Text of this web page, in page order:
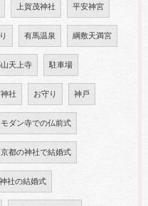
上賀茂神社 平安神宮
有馬温泉 綱敷天満宮
天上寺 駐車場
社 お守り 神戸
モダン寺での仏前式
京都の神社で結婚式
社の結婚式